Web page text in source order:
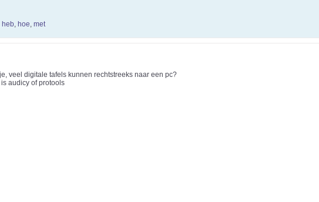
heb, hoe, met
veel digitale tafels kunnen rechtstreeks naar een pc?
audicy of protools